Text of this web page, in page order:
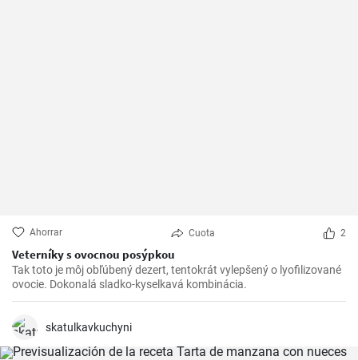
Ahorrar Cuota 2
Veterníky s ovocnou posýpkou
Tak toto je môj obľúbený dezert, tentokrát vylepšený o lyofilizované
ovocie. Dokonalá sladko-kyselkavá kombinácia.
skatulkavkuchyni